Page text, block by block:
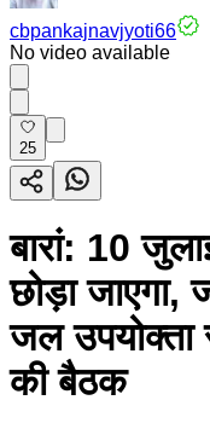
cbpankajnavjyoti66
No video available
25
बारां: 10
छोड़ा
जल उपयोक्ता
की बैठक